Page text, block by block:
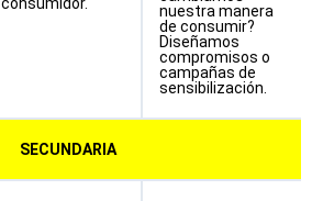
nuestra manera
de consumir?
Diseñamos
compromisos o
campañas de
sensibilización.
SECUNDARIA